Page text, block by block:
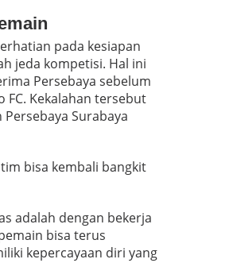
pada kesiapan
jeda kompetisi. Hal ini
Persebaya sebelum
FC. Kekalahan tersebut
Surabaya
bisa kembali bangkit
adalah dengan bekerja
bisa terus
kepercayaan diri yang